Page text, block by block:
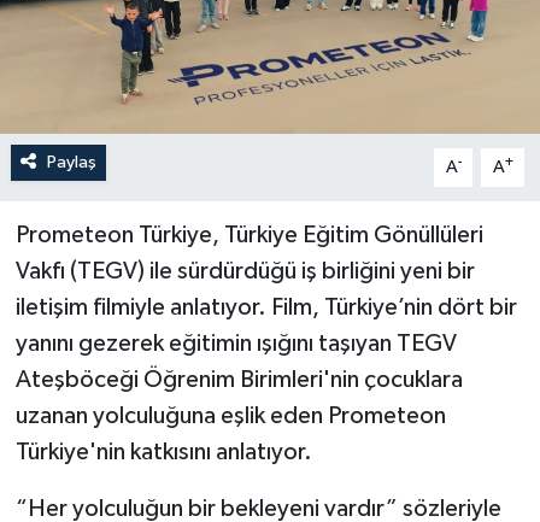
Paylaş A- A+
Prometeon Türkiye, Türkiye Eğitim Gönüllüleri
Vakfı (TEGV) ile sürdürdüğü iş birliğini yeni bir
iletişim filmiyle anlatıyor. Film, Türkiye’nin dört bir
yanını gezerek eğitimin ışığını taşıyan TEGV
Ateşböceği Öğrenim Birimleri'nin çocuklara
uzanan yolculuğuna eşlik eden Prometeon
Türkiye'nin katkısını anlatıyor.
“Her yolculuğun bir bekleyeni vardır” sözleriyle